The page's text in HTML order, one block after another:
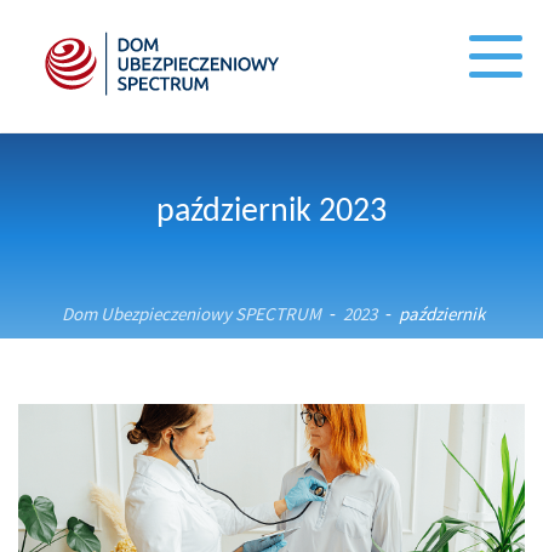
październik 2023
Dom Ubezpieczeniowy SPECTRUM - 2023 - październik